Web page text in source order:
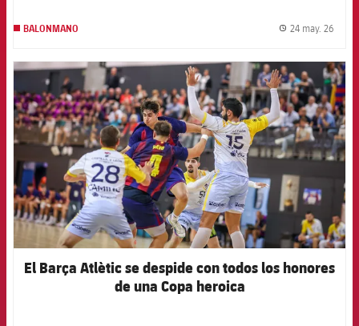
BALONMANO 24 may. 26
FCB Barcelona badge
El Barça Atlètic se despide con todos los honores
de una Copa heroica